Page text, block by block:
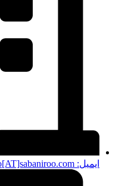
ایمیل: info[AT]sabaniroo.com